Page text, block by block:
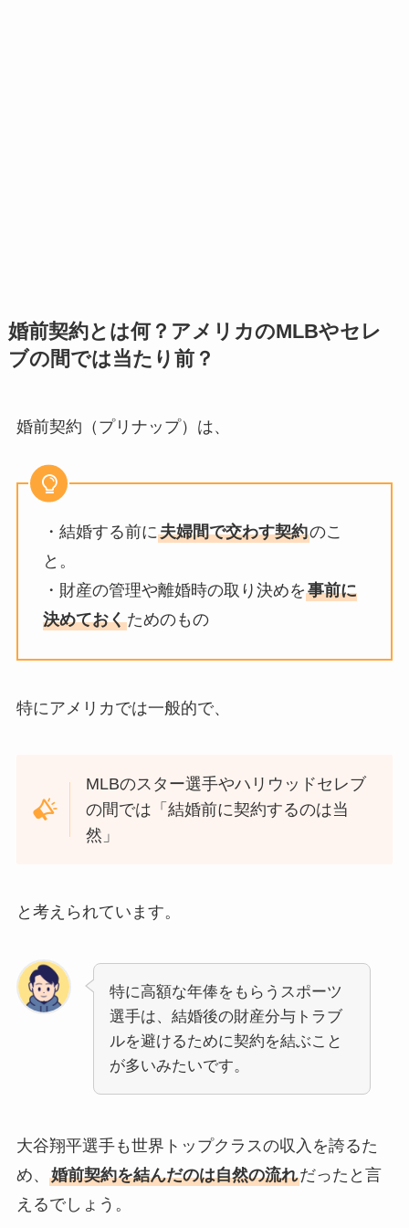
婚前契約とは何？アメリカのMLBやセレ
ブの間では当たり前？
婚前契約（プリナップ）は、
・結婚する前に夫婦間で交わす契約のこ
と。
・財産の管理や離婚時の取り決めを事前に
決めておくためのもの
特にアメリカでは一般的で、
MLBのスター選手やハリウッドセレブ
の間では「結婚前に契約するのは当
然」
と考えられています。
特に高額な年俸をもらうスポーツ
選手は、結婚後の財産分与トラブ
ルを避けるために契約を結ぶこと
が多いみたいです。
大谷翔平選手も世界トップクラスの収入を誇るた
め、 婚前契約を結んだのは自然の流れだったと言
えるでしょう。